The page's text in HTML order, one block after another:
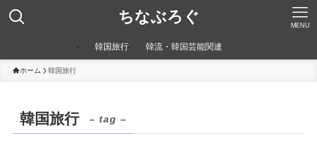
ちなぶろぐ MENU
韓国旅行 韓流・韓国芸能関連
ホーム 韓国旅行
韓国旅行 – tag –